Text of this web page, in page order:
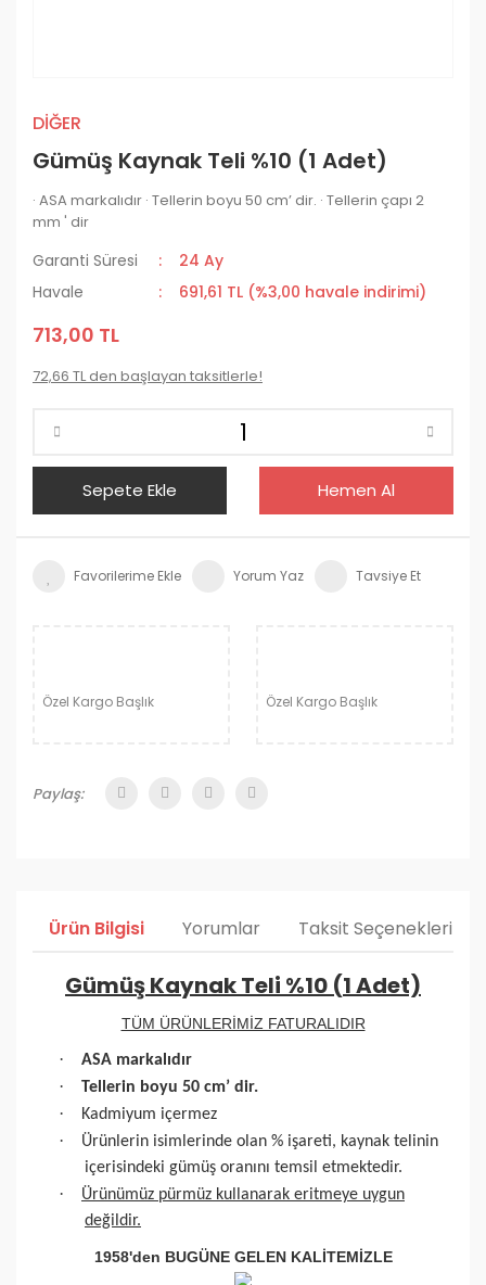
DİĞER
Gümüş Kaynak Teli %10 (1 Adet)
· ASA markalıdır · Tellerin boyu 50 cm’ dir. · Tellerin çapı 2
mm ' dir
Garanti Süresi
24 Ay
Havale
691,61 TL (%3,00 havale indirimi)
713,00 TL
72,66 TL den başlayan taksitlerle!
Sepete Ekle Hemen Al
Yorum Yaz Tavsiye Et
Özel Kargo Başlık Özel Kargo Başlık
Paylaş:
Ürün Bilgisi Yorumlar Taksit Seçenekleri
Gümüş Kaynak Teli %10 (1 Adet)
TÜM ÜRÜNLERİMİZ FATURALIDIR
· ASA markalıdır
· Tellerin boyu 50 cm’ dir.
· Kadmiyum içermez
·
Ürünlerin isimlerinde olan % işareti, kaynak telinin
içerisindeki gümüş oranını temsil etmektedir.
·
Ürünümüz pürmüz kullanarak eritmeye uygun
değildir.
1958'den BUGÜNE GELEN KALİTEMİZLE